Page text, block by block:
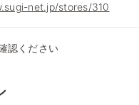
net.jp/stores/310
認ください